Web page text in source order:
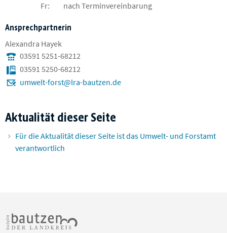
Fr:
nach Terminvereinbarung
Ansprechpartnerin
Alexandra Hayek
03591 5251-68212
03591 5250-68212
umwelt-forst@lra-bautzen.de
Aktualität dieser Seite
Für die Aktualität dieser Seite ist das Umwelt- und Forstamt
verantwortlich